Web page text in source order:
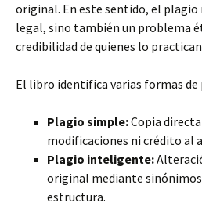
original. En este sentido, el plagio
legal, sino también un problema
credibilidad de quienes lo
El libro identifica varias formas de
Plagio simple:Copia
modificaciones ni crédito al
Plagio inteligente:
original mediante
estructura.